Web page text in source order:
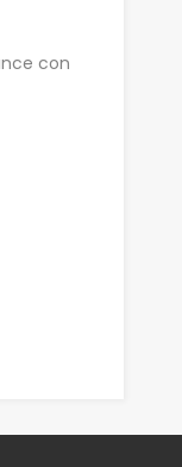
con